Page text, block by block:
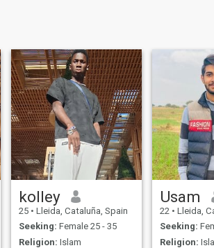
kolley
25 • Lleida, Cataluña, Spain
Seeking: Female 25 - 35
Religion: Islam
Usam
22 • Lleida,
Seeking:
Religion: